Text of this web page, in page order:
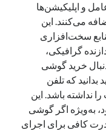
و اپلیکیشن‌ها
می‌کنند. این
سخت‌افزاری
گرافیکی،
خرید گوشی
بدانید که تلفن
نداشته باشد. این
به‌ویژه اگر گوشی
کافی برای اجرای